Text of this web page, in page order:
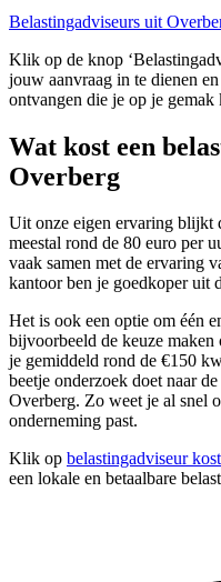
Belastingadviseurs uit
Klik op de knop
jouw aanvraag in te dienen
ontvangen die je op je
Wat kost een
Overberg
Uit onze eigen ervaring blijkt
meestal rond de 80 euro per
vaak samen met de ervaring
kantoor ben je goedkoper uit
Het is ook een optie om één
bijvoorbeeld de keuze maken
je gemiddeld rond de €150
beetje onderzoek doet naar
Overberg. Zo weet je al snel
onderneming past.
Klik op belastingadviseur
een lokale en betaalbare